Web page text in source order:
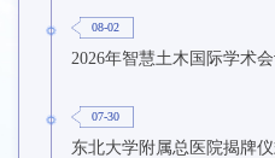
08-02
07-30
东北大学附属总医院揭牌